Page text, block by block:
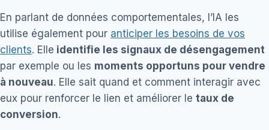
En parlant de données comportementales, l’IA les
utilise également pour anticiper les besoins de vos
clients. Elle identifie les signaux de désengagement
par exemple ou les moments opportuns pour vendre
à nouveau. Elle sait quand et comment interagir avec
eux pour renforcer le lien et améliorer le taux de
conversion.